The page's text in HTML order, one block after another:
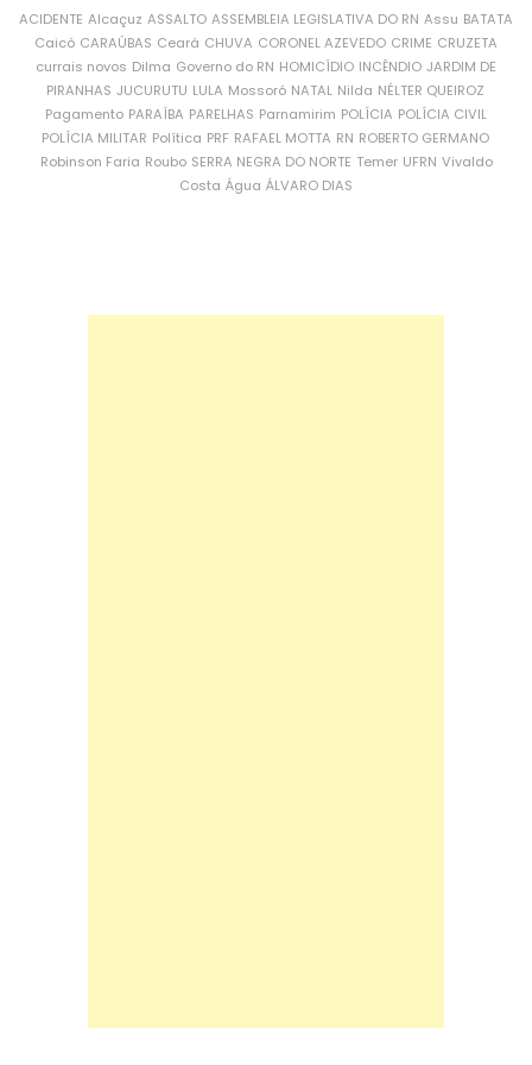
ACIDENTE Alcaçuz ASSALTO ASSEMBLEIA LEGISLATIVA DO RN Assu BATATA
Caicó CARAÚBAS Ceará CHUVA CORONEL AZEVEDO CRIME CRUZETA
currais novos Dilma Governo do RN HOMICÍDIO INCÊNDIO JARDIM DE
PIRANHAS JUCURUTU LULA Mossoró NATAL Nilda NÉLTER QUEIROZ
Pagamento PARAÍBA PARELHAS Parnamirim POLÍCIA POLÍCIA CIVIL
POLÍCIA MILITAR Política PRF RAFAEL MOTTA RN ROBERTO GERMANO
Robinson Faria Roubo SERRA NEGRA DO NORTE Temer UFRN Vivaldo
Costa Água ÁLVARO DIAS